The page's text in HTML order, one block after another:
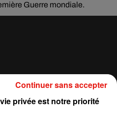
Guerre mondiale.
privée est notre priorité
Continuer sans accepter